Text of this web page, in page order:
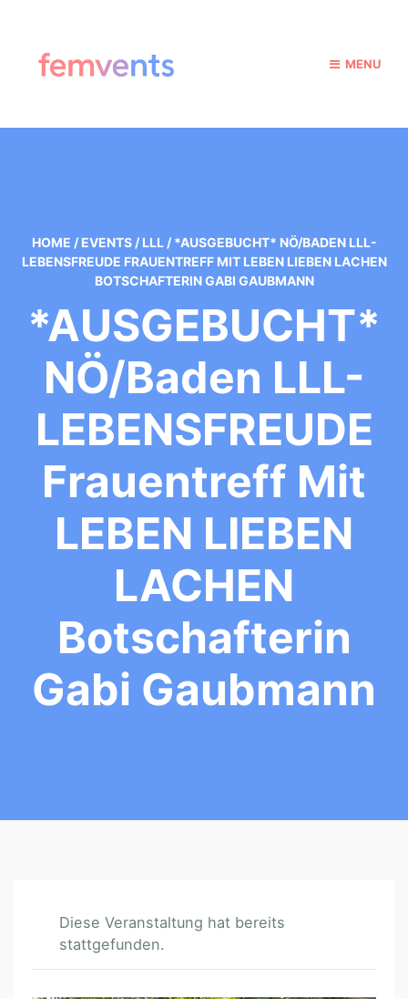
MENU
HOME / EVENTS / LLL / *AUSGEBUCHT* NÖ/BADEN LLL-
LEBENSFREUDE FRAUENTREFF MIT LEBEN LIEBEN LACHEN
BOTSCHAFTERIN GABI GAUBMANN
*AUSGEBUCHT*
NÖ/Baden LLL-
LEBENSFREUDE
Frauentreff Mit
LEBEN LIEBEN
LACHEN
Botschafterin
Gabi Gaubmann
Diese Veranstaltung hat bereits
stattgefunden.